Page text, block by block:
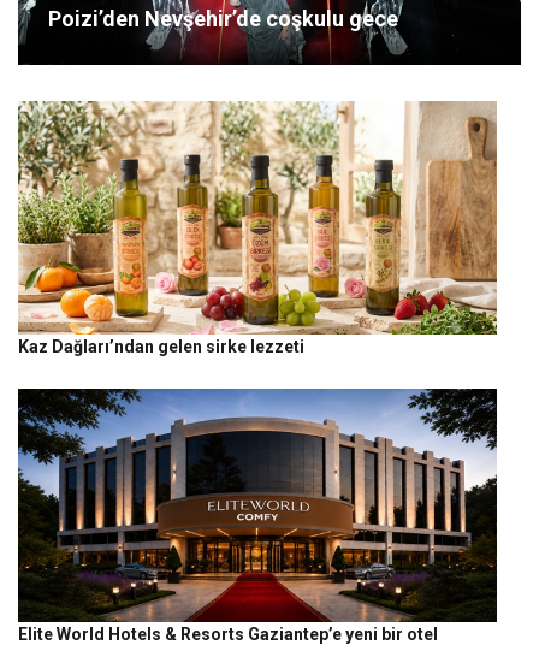
Poizi’den Nevşehir’de coşkulu gece
Kaz Dağları’ndan gelen sirke lezzeti
Elite World Hotels & Resorts Gaziantep’e yeni bir otel